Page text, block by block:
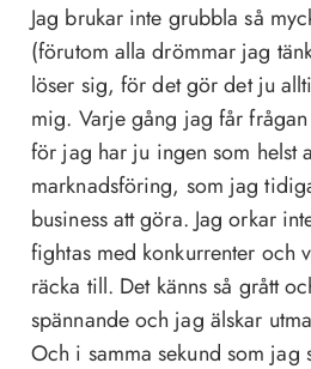
Jag brukar inte grubbla så
(förutom alla drömmar jag
löser sig, för det gör det ju
mig. Varje gång jag får
för jag har ju ingen som helst
marknadsföring, som jag
business att göra. Jag orkar
fightas med konkurrenter och
räcka till. Det känns så grått
spännande och jag älskar
Och i samma sekund som